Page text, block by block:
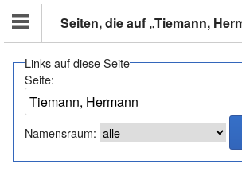
Seiten, die auf „Tiemann,
Links auf diese Seite
Seite:
Namensraum: